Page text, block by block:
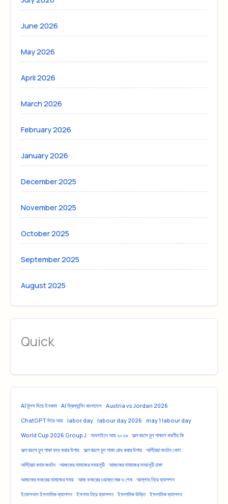
June 2026
May 2026
April 2026
March 2026
February 2026
January 2026
December 2025
November 2025
October 2025
September 2025
August 2025
Quick
AI টুলস দিয়ে ইনকাম AI ফ্রিল্যান্সিং বাংলাদেশ Austria vs Jordan 2026
ChatGPT দিয়ে আয় labor day labour day 2026 may 1 labour day
World Cup 2026 Group J অনলাইনে আয় ২০২৬ অল্প বয়সে চুল পাকলে করণীয় কি
অল্প বয়সে চুল পাকা বন্ধ করার উপায় অল্প বয়সে চুল পাকা রোধ করার উপায় অস্ট্রিয়া জর্ডান খেলা
অস্ট্রিয়া বনাম জর্ডান আজকের নামাজের সময়সূচী আজকের নামাজের সময়সূচী ঢাকা
আজকের ফজরের নামাজের সময় আজ ফজরের ওয়াক্ত শুরু ও শেষ আল্লাহ নিয়ে ক্যাপশন
ইমোশনাল ইসলামিক ক্যাপশন ইসলাম নিয়ে ক্যাপশন ইসলামিক উক্তি ইসলামিক ক্যাপশন